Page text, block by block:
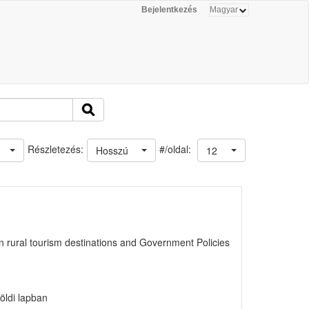
Bejelentkezés
#/oldal: 12
Hosszú
Részletezés:
tourism destinations and Government Policies
lapban